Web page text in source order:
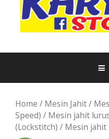
Home / Mesin Jahit/
Speed) / Mesin jahit
(Lockstitch) / Mesin jahit